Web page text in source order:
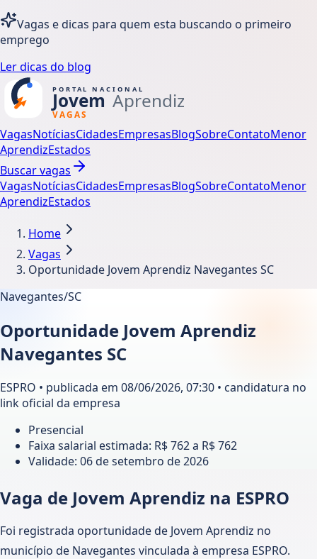
Vagas e dicas para quem esta buscando o primeiro
emprego
Ler dicas do blog
VagasNotíciasCidadesEmpresasBlogSobreContatoMenor
AprendizEstados
Buscar vagas
VagasNotíciasCidadesEmpresasBlogSobreContatoMenor
AprendizEstados
Home
Vagas
Oportunidade Jovem Aprendiz Navegantes SC
Navegantes/SC
Oportunidade Jovem Aprendiz
Navegantes SC
ESPRO • publicada em 08/06/2026, 07:30 • candidatura no
link oficial da empresa
Presencial
Faixa salarial estimada: R$ 762 a R$ 762
Validade: 06 de setembro de 2026
Vaga de Jovem Aprendiz na ESPRO
Foi registrada oportunidade de Jovem Aprendiz no
município de Navegantes vinculada à empresa ESPRO.